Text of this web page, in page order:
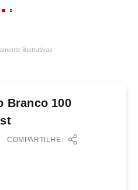
ilustrativas
Branco 100
COMPARTILHE: